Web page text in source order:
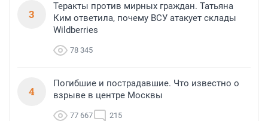
3
Теракты против мирных граждан. Татьяна
Ким ответила, почему ВСУ атакует склады
Wildberries
78 345
4
Погибшие и пострадавшие. Что известно о
взрыве в центре Москвы
77 667 215